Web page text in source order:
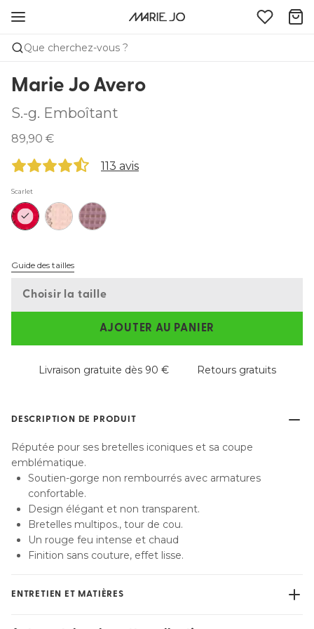
Que cherchez-vous ?
Marie Jo Avero
S.-g. Emboîtant
89,90 €
113 avis
Scarlet
Guide des tailles
Choisir la taille
AJOUTER AU PANIER
Livraison gratuite dès 90 € Retours gratuits
DESCRIPTION DE PRODUIT
Réputée pour ses bretelles iconiques et sa coupe
emblématique.
Soutien-gorge non rembourrés avec armatures
confortable.
Design élégant et non transparent.
Bretelles multipos., tour de cou.
Un rouge feu intense et chaud
Finition sans couture, effet lisse.
ENTRETIEN ET MATIÈRES